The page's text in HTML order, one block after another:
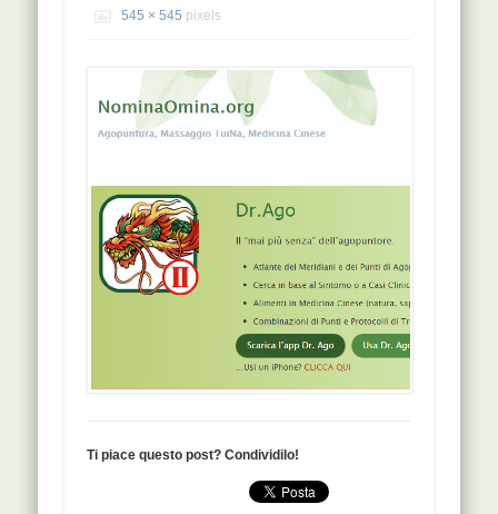
545 × 545 pixels
Ti piace questo post? Condividilo!